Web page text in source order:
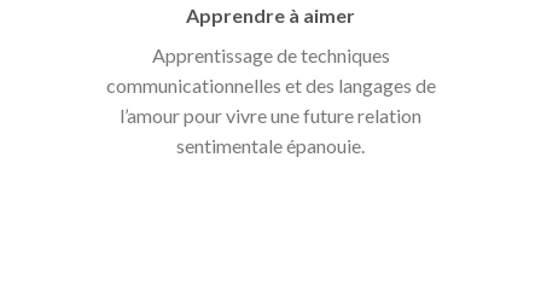
Apprendre à aimer
Apprentissage de techniques
communicationnelles et des langages de
l’amour pour vivre une future relation
sentimentale épanouie.